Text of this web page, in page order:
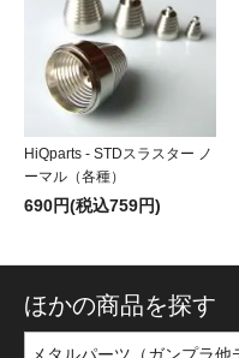
HiQparts - STDスラスター ノ
ーマル（各種）
690円(税込759円)
ほかの商品を探す